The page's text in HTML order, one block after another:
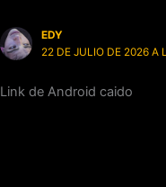
EDY
22 DE JULIO DE 2026 A
Link de Android caido